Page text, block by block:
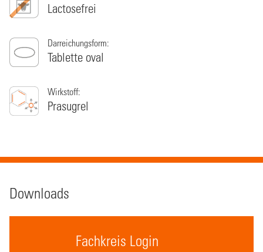
Lactosefrei
Darreichungsform:
Tablette oval
Wirkstoff:
Prasugrel
Downloads
Fachkreis Login